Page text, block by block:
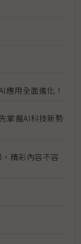
應用全面進化！
掌握AI科技新勢
精彩內容不容